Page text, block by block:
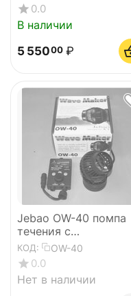
0.0
В наличии
5 55000 ₽
Jebao OW-40 помпа
течения с
контроллером
КОД: OW-40
0.0
Нет в наличии